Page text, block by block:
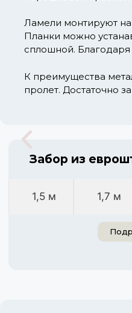
Ламели монтируют на
Планки можно
сплошной.
К преимущества
пролет. Достаточно
Забор из
1,5 м 1,7 м